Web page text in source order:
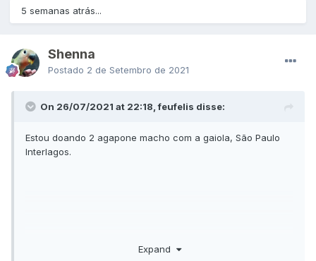
5 semanas atrás...
Shenna
Postado 2 de Setembro de 2021
On 26/07/2021 at 22:18, feufelis disse:
Estou doando 2 agapone macho com a gaiola, São Paulo
Interlagos.
Expand